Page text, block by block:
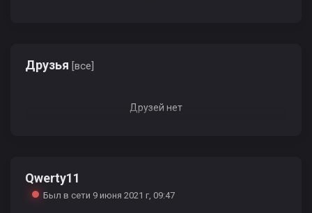
Друзья [все]
Друзей нет
Qwerty11
Был в сети 9 июня 2021 г, 09:47